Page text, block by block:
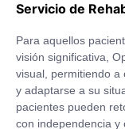
Servicio de
Para aquellos
visión significativa,
visual, permitiendo a
y adaptarse a su
pacientes pueden
con independencia y